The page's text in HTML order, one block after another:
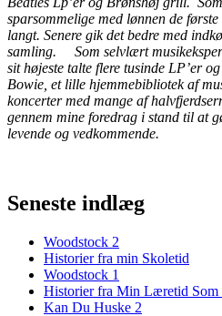
sparsommelige med lønnen de
langt. Senere gik det bedre med
samling. Som selvlært
sit højeste talte flere tusinde LP’er
Bowie, et lille hjemmebibliotek af
koncerter med mange af
gennem mine foredrag i stand til at
levende og vedkommende.
Seneste indlæg
Woodstock 2
Historier fra min Skoletid
Woodstock 1
Historier fra Min Læretid Som
Kan Du Huske 2